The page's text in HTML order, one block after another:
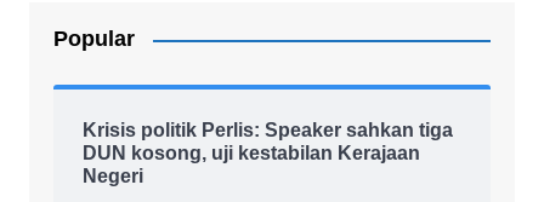
Popular
Krisis politik Perlis: Speaker sahkan tiga
DUN kosong, uji kestabilan Kerajaan
Negeri